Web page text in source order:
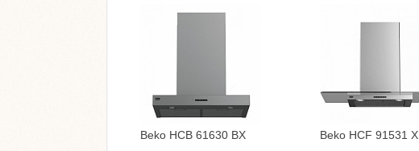
Beko HCB 61630 BX Beko HCF 91531 X